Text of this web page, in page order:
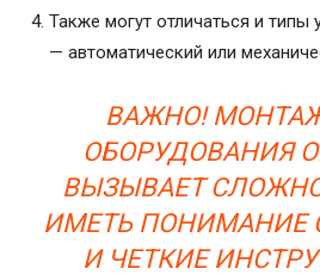
Также могут отличаться и типы
— автоматический или
ВАЖНО!
ОБОРУДОВАНИЯ
ВЫЗЫВАЕТ
ИМЕТЬ ПОНИМАНИЕ
И ЧЕТКИЕ